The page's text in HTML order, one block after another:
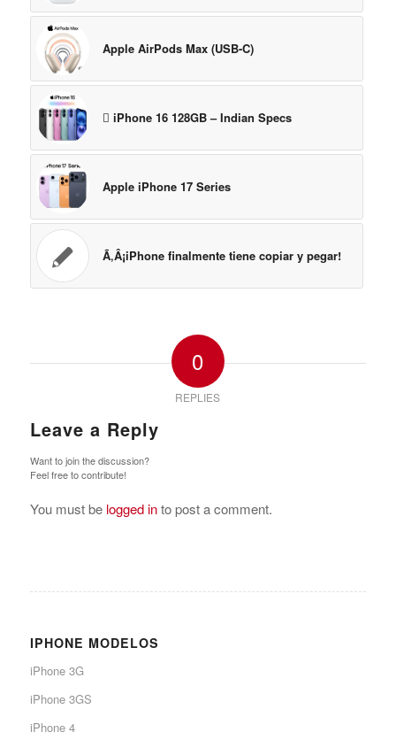
Apple AirPods Max (USB-C)
 iPhone 16 128GB – Indian Specs
Apple iPhone 17 Series
Ã‚Â¡iPhone finalmente tiene copiar y pegar!
0
REPLIES
Leave a Reply
Want to join the discussion?
Feel free to contribute!
You must be logged into post a comment.
IPHONE MODELOS
iPhone 3G
iPhone 3GS
iPhone 4